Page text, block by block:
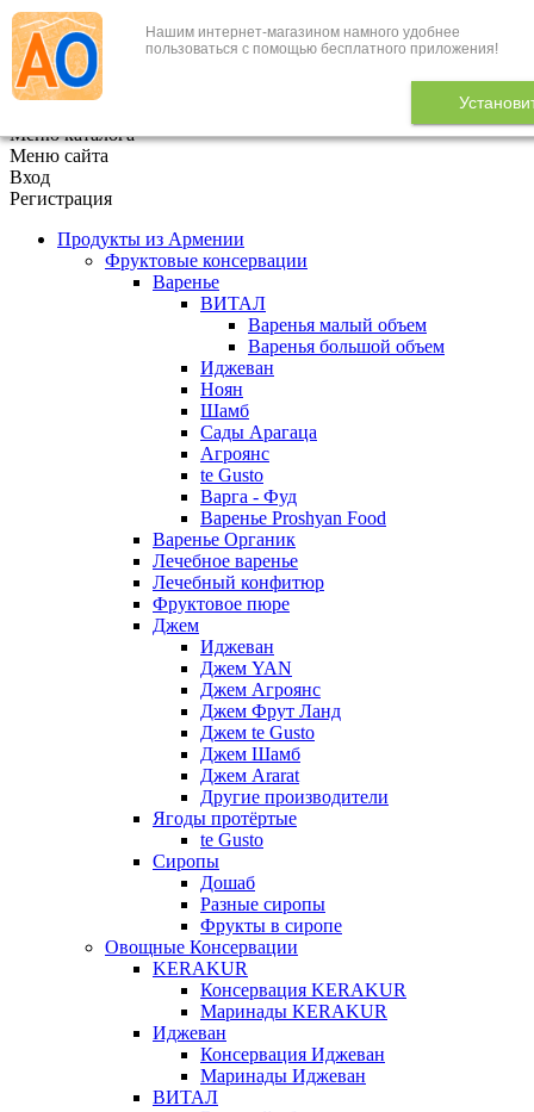
Нашим интернет-магазином намного удобнее
пользоваться с помощью бесплатного приложения!
+7 (495) 646-888-1
В корзине 0
Меню каталога
Меню сайта
Вход
Регистрация
Продукты из Армении
Фруктовые консервации
Варенье
ВИТАЛ
Варенья малый объем
Варенья большой объем
Иджеван
Ноян
Шамб
Сады Арагаца
Агроянс
te Gusto
Варга - Фуд
Варенье Proshyan Food
Варенье Органик
Лечебное варенье
Лечебный конфитюр
Фруктовое пюре
Джем
Иджеван
Джем YAN
Джем Агроянс
Джем Фрут Ланд
Джем te Gusto
Джем Шамб
Джем Ararat
Другие производители
Ягоды протёртые
te Gusto
Сиропы
Дошаб
Разные сиропы
Фрукты в сиропе
Овощные Консервации
KERAKUR
Консервация KERAKUR
Маринады KERAKUR
Иджеван
Консервация Иджеван
Маринады Иджеван
ВИТАЛ